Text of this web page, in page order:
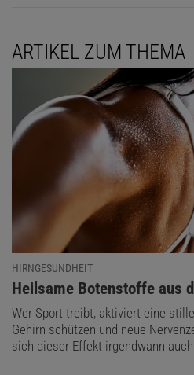
ARTIKEL ZUM THEMA
HIRNGESUNDHEIT
:
Heilsame Botenstoffe aus
Wer Sport treibt, aktiviert eine
Gehirn schützen und neue
sich dieser Effekt irgendwann